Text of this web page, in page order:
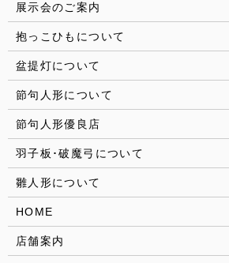
展示会のご案内
抱っこひもについて
盆提灯について
節句人形について
節句人形優良店
羽子板･破魔弓について
雛人形について
HOME
店舗案内